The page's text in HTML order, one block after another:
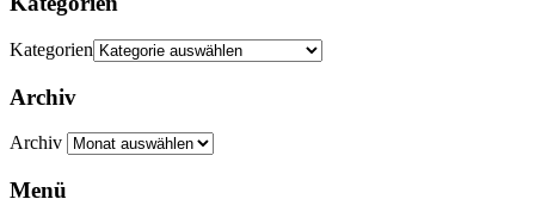
Kategorien
Archiv
Archiv
Menü